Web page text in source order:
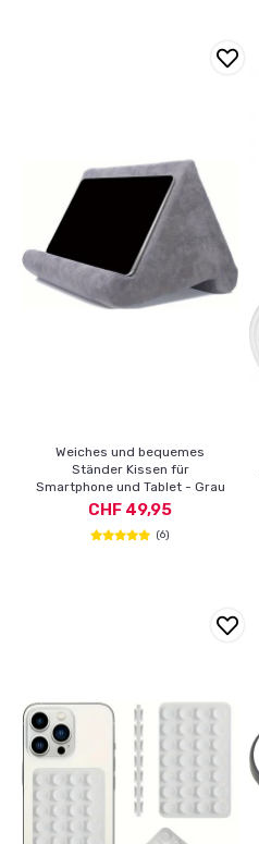
Weiches und bequemes
Ständer Kissen für
Smartphone und Tablet - Grau
CHF 49,95
(6)